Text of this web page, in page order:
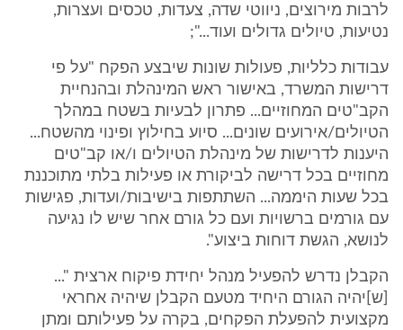
לרבות מירוצים, ניווטי שדה, צעדות, טכסים ועצרות,
נטיעות, טיולים גדולים ועוד...";
עבודות כלליות, פעולות שונות שיבצע הפקח "על פי
דרישות המשרד, באישור ראש המינהלת ובהנחיית
הקב"טים המחוזיים... פתרון לבעיות בשטח במהלך
הטיולים/אירועים שונים... סיוע בחילוץ ופינוי מהשטח...
היענות לדרישות של מינהלת הטיולים ו/או קב"טים
מחוזיים בכל דרישה לביקורת או פעילות בלתי מתוכננת
בכל שעות היממה... השתתפות בישיבות/ועדות, פגישות
עם גורמים ברשויות ועם כל גורם אחר שיש לו נגיעה
לנושא, הגשת דוחות ביצוע".
הקבלן נדרש להפעיל מנהל יחידת פיקוח ארצית "...
[ש]יהיה הגורם היחיד מטעם הקבלן שיהיה אחראי
מקצועית להפעלת הפקחים, בקרה על פעילותם ומתן